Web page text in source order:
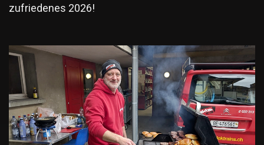
zufriedenes 2026!